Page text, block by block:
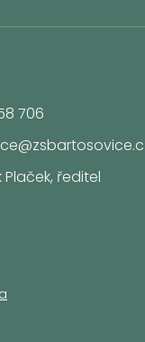
706
Plaček, ředitel